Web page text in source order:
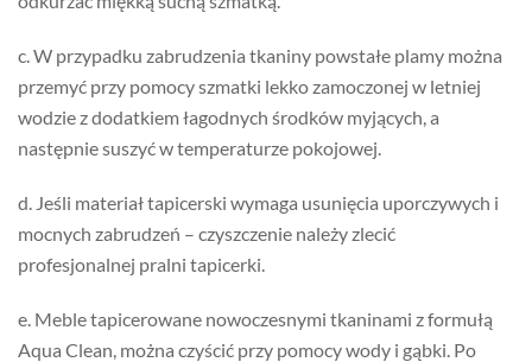
c. W przypadku zabrudzenia tkaniny powstałe plamy można
przemyć przy pomocy szmatki lekko zamoczonej w letniej
wodzie z dodatkiem łagodnych środków myjących, a
następnie suszyć w temperaturze pokojowej.
d. Jeśli materiał tapicerski wymaga usunięcia uporczywych i
mocnych zabrudzeń – czyszczenie należy zlecić
profesjonalnej pralni tapicerki.
e. Meble tapicerowane nowoczesnymi tkaninami z formułą
Aqua Clean, można czyścić przy pomocy wody i gąbki. Po